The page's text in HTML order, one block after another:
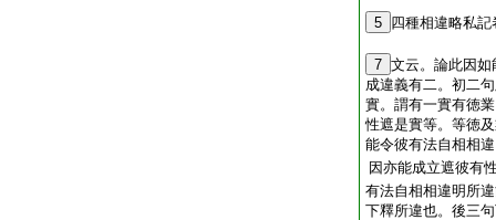
5 四種相違略私記
7 文云。論此因
成違義有二。初二
實。謂有一實有徳
性遮是實等。等徳
能令彼有法自相相
因亦能成立遮彼有
有法自相相違明所
下釋所違也。後三